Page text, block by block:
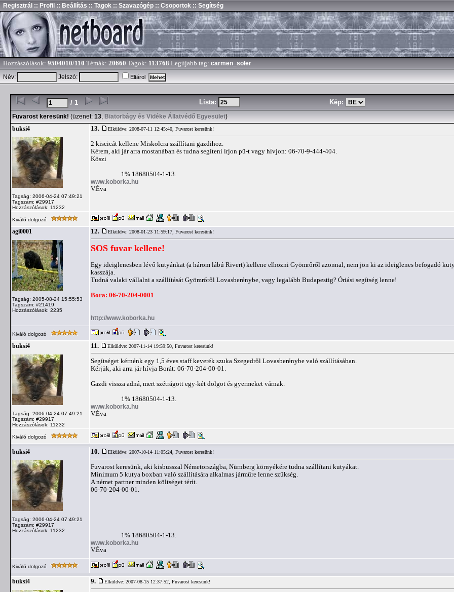
Regisztrál :: Profil :: Beállítás :: Tagok :: Szavazógép :: Csoportok :: Segítség
Hozzászólások: 9504010/110 Témák: 20660 Tagok: 113768 Legújabb tag: carmen_soler
Név:
Jelszó: Eltárol
/ 1 Lista: Kép:
Fuvarost keresünk! (üzenet: 13, Biatorbágy és Vidéke Állatvédő Egyesület)
buksi4
Tagság: 2006-04-24 07:49:21
Tagszám: #29917
Hozzászólások: 11232
13. Elküldve: 2008-07-11 12:45:40, Fuvarost keresünk!
2 kiscicát kellene Miskolcra szállítani gazdihoz.
Kérem, aki jár arra mostanában és tudna segíteni írjon pü-t vagy hívjon: 06-70-9-444-404.
Köszi
1% 18680504-1-13.
www.koborka.hu
V.Éva
Kiváló dolgozó
agi0001
Tagság: 2005-08-24 15:55:53
Tagszám: #21419
Hozzászólások: 2235
12. Elküldve: 2008-01-23 11:59:17, Fuvarost keresünk!
SOS fuvar kellene!
Egy ideiglenesben lévő kutyánkat (a három lábú Rivert) kellene elhozni Gyömrőről azonnal, nem jön ki az ideiglenes befogadó
kasszája.
Tudná valaki vállalni a szállítását Gyömrőről Lovasberénybe, vagy legalább Budapestig? Óriási segítség lenne!
Bora: 06-70-204-0001
http://www.koborka.hu
Kiváló dolgozó
buksi4
Tagság: 2006-04-24 07:49:21
Tagszám: #29917
Hozzászólások: 11232
11. Elküldve: 2007-11-14 19:59:50, Fuvarost keresünk!
Segítséget kérnénk egy 1,5 éves staff keverék szuka Szegedről Lovasberénybe való szállításában.
Kérjük, aki arra jár hívja Borát: 06-70-204-00-01.
Gazdi vissza adná, mert szétrágott egy-két dolgot és gyermeket várnak.
1% 18680504-1-13.
www.koborka.hu
V.Éva
Kiváló dolgozó
buksi4
Tagság: 2006-04-24 07:49:21
Tagszám: #29917
Hozzászólások: 11232
10. Elküldve: 2007-10-14 11:05:24, Fuvarost keresünk!
Fuvarost keresünk, aki kisbusszal Németországba, Nürnberg környékére tudna szállítani kutyákat.
Minimum 5 kutya boxban való szállítására alkalmas járműre lenne szükség.
A német partner minden költséget térít.
06-70-204-00-01.
1% 18680504-1-13.
www.koborka.hu
V.Éva
Kiváló dolgozó
buksi4 9. Elküldve: 2007-08-15 12:37:52, Fuvarost keresünk!